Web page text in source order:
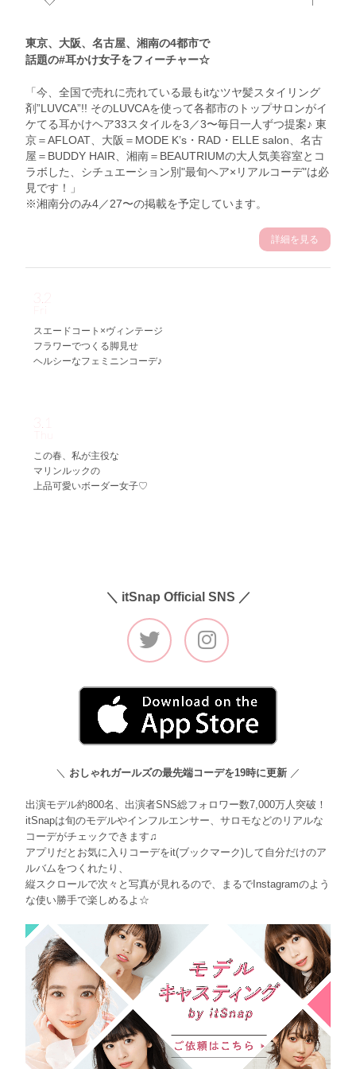
東京、大阪、名古屋、湘南の4都市で
話題の#耳かけ女子をフィーチャー☆
「今、全国で売れに売れている最もitなツヤ髪スタイリング
剤”LUVCA”!! そのLUVCAを使って各都市のトップサロンがイ
ケてる耳かけヘア33スタイルを3／3〜毎日一人ずつ提案♪ 東
京＝AFLOAT、大阪＝MODE K’s・RAD・ELLE salon、名古
屋＝BUDDY HAIR、湘南＝BEAUTRIUMの大人気美容室とコ
ラボした、シチュエーション別"最旬ヘア×リアルコーデ"は必
見です！」
※湘南分のみ4／27〜の掲載を予定しています。
詳細を見る
Fri
スエードコート×ヴィンテージ
フラワーでつくる脚見せ
ヘルシーなフェミニンコーデ♪
この春、私が主役な
マリンルックの
上品可愛いボーダー女子♡
＼ itSnap Official SNS ／
＼ おしゃれガールズの最先端コーデを19時に更新 ／
出演モデル約800名、出演者SNS総フォロワー数7,000万人突破！
itSnapは旬のモデルやインフルエンサー、サロモなどのリアルな
コーデがチェックできます♫
アプリだとお気に入りコーデをit(ブックマーク)して自分だけのア
ルバムをつくれたり、
縦スクロールで次々と写真が見れるので、まるでInstagramのよう
な使い勝手で楽しめるよ☆